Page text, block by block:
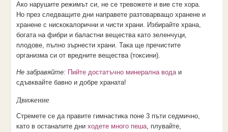
Ако нарушите режимът си, не се тревожете и вие сте хора.
Но през следващите дни направете разтоварващо хранене и
хранене с нискокалорични и чисти храни. Избирайте храна,
богата на фибри и баластни вещества като зеленчуци,
плодове, пълно зърнести храни. Така ще пречистите
организма си от вредните вещества (токсини).
Не забравяйте: Пийте достатъчно минерална водаи
сдъвквайте бавно и добре храната!
Движение
Стремете се да правите гимнастика поне 3 пъти седмично,
като в останалите дни ходете много пеша, плувайте,